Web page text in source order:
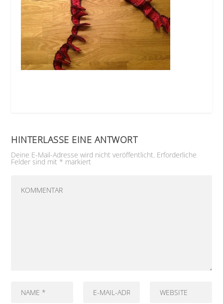
HINTERLASSE EINE ANTWORT
Deine E-Mail-Adresse wird nicht veröffentlicht. Erforderliche
Felder sind mit * markiert